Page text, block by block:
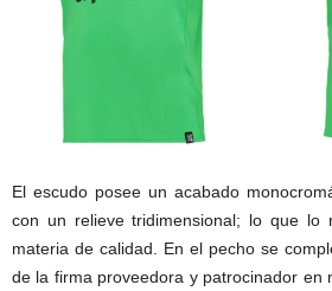
El escudo posee un acabado
con un relieve tridimensional; lo que lo
materia de calidad. En el pecho se
de la firma proveedora y patrocinador en